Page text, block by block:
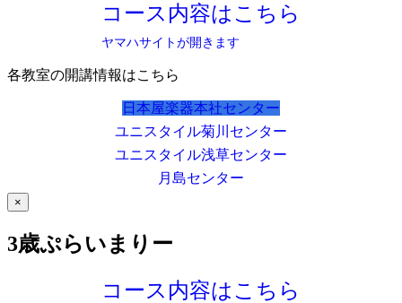
コース内容はこちら
ヤマハサイトが開きます
各教室の開講情報はこちら
日本屋楽器本社センター
ユニスタイル菊川センター
ユニスタイル浅草センター
月島センター
×
3歳ぷらいまりー
コース内容はこちら